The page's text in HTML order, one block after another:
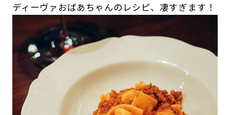
ディーヴァおばあちゃんのレシピ、凄すぎます！